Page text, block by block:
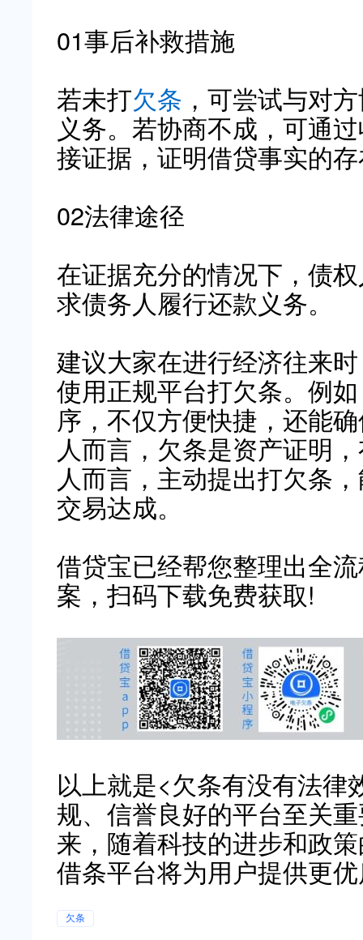
01事后补救措施
若未打欠条 ，可尝试与对
义务。若协商不成，可通
接证据，证明借贷事实的
02法律途径
在证据充分的情况下，债
求债务人履行还款义务。
建议大家在进行经济往来
使用正规平台打欠条。例如
序，不仅方便快捷，还能
人而言，欠条是资产证明
人而言，主动提出打欠条
交易达成。
借贷宝已经帮您整理出全
案，扫码下载免费获取!
以上就是<欠条有没有法律
规、信誉良好的平台至关
来，随着科技的进步和政
借条平台将为用户提供更
欠条